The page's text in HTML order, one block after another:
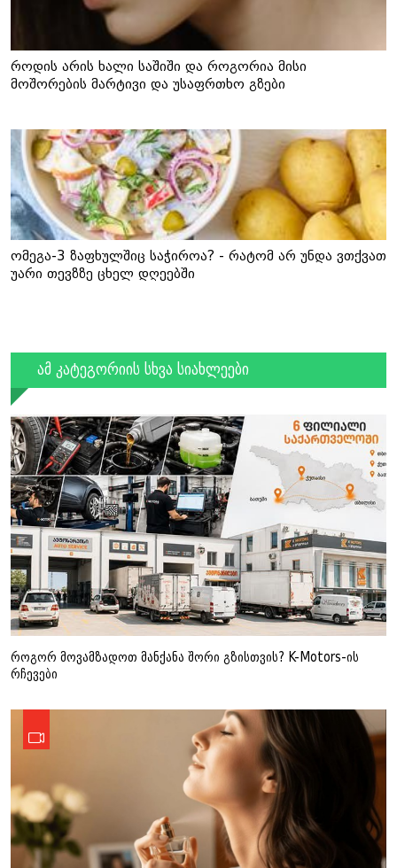
როდის არის ხალი საშიში და როგორია მისი
მოშორების მარტივი და უსაფრთხო გზები
ომეგა-3 ზაფხულშიც საჭიროა? - რატომ არ უნდა ვთქვათ
უარი თევზზე ცხელ დღეებში
ამ კატეგორიის სხვა სიახლეები
როგორ მოვამზადოთ მანქანა შორი გზისთვის? K-Motors-ის
რჩევები